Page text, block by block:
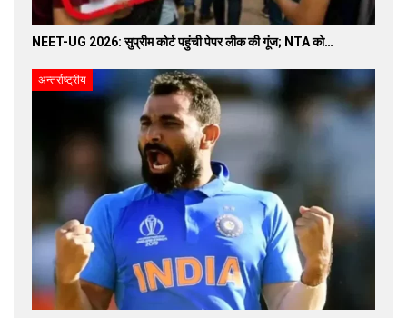
NEET-UG 2026: सुप्रीम कोर्ट पहुंची पेपर लीक की गूंज; NTA को…
अन्तर्राष्ट्रीय